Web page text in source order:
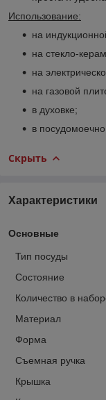
Использование:
на
на стекло-
на
на газовой
в духовке;
в
Скрыть
Характеристики
Основные
Тип посуды
Состояние
Количество в
Материал
Форма
Съемная ручка
Крышка